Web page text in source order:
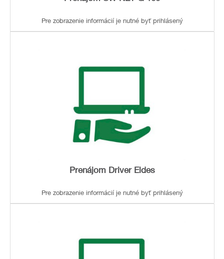
Pre zobrazenie informácií je nutné byť prihlásený
Prenájom Driver Eldes
Pre zobrazenie informácií je nutné byť prihlásený